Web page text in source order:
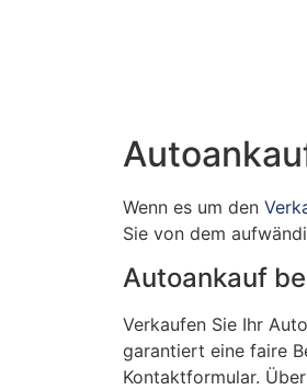
Wenn es um den
Sie von dem
Autoankauf
Verkaufen Sie Ihr
garantiert eine faire
Kontaktformular.